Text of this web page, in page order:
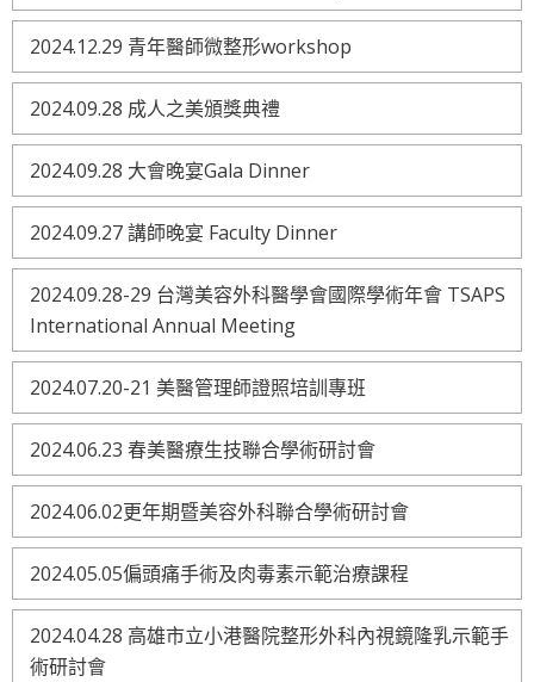
2024.12.29 青年醫師微整形workshop
2024.09.28 成人之美頒獎典禮
2024.09.28 大會晚宴Gala Dinner
2024.09.27 講師晚宴 Faculty Dinner
2024.09.28-29 台灣美容外科醫學會國際學術年會 TSAPS
International Annual Meeting
2024.07.20-21 美醫管理師證照培訓專班
2024.06.23 春美醫療生技聯合學術研討會
2024.06.02更年期暨美容外科聯合學術研討會
2024.05.05偏頭痛手術及肉毒素示範治療課程
2024.04.28 高雄市立小港醫院整形外科內視鏡隆乳示範手
術研討會